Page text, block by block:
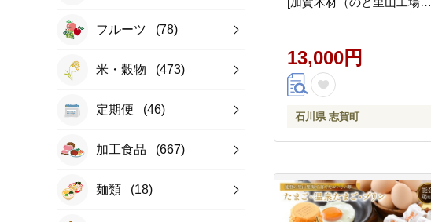
フルーツ (78)
米・穀物 (473)
定期便 (46)
加工食品 (667)
麺類 (18)
13,000円
石川県 志賀町